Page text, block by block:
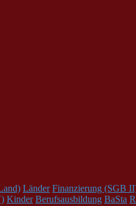
Länder Finanzierung (SGB
Kinder Berufsausbildung BaSta